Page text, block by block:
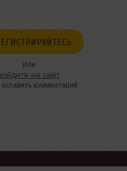
Или
на сайт
комментарий